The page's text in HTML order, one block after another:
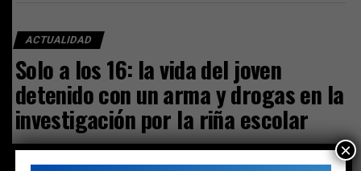
ACTUALIDAD
Solo a los 16: la vida del joven
detenido con un arma y drogas en la
investigación por la riña escolar
Publicado 1 día atrás en Agosto 5, 2026
Por prensa
×